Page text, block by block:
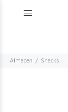
Almacen Snacks